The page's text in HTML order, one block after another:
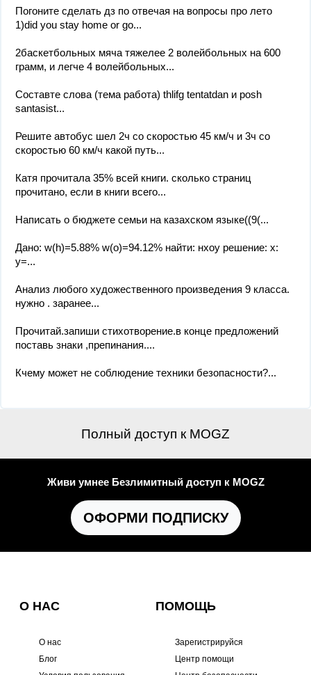
Погоните сделать дз по отвечая на вопросы про лето
1)did you stay home or go...
2баскетбольных мяча тяжелее 2 волейбольных на 600
грамм, и легче 4 волейбольных...
Составте слова (тема работа) thlifg tentatdan и posh
santasist...
Решите автобус шел 2ч со скоростью 45 км/ч и 3ч со
скоростью 60 км/ч какой путь...
Катя прочитала 35% всей книги. сколько страниц
прочитано, если в книги всего...
Написать о бюджете семьи на казахском языке((9(...
Дано: w(h)=5.88% w(o)=94.12% найти: нхоу решение: х:
у=...
Анализ любого художественного произведения 9 класса.
нужно . заранее...
Прочитай.запиши стихотворение.в конце предложений
поставь знаки ,препинания....
Кчему может не соблюдение техники безопасности?...
Полный доступ к MOGZ
Живи умнее Безлимитный доступ к MOGZ
ОФОРМИ ПОДПИСКУ
О НАС
О нас
Блог
ПОМОЩЬ
Зарегистрируйся
Центр помощи